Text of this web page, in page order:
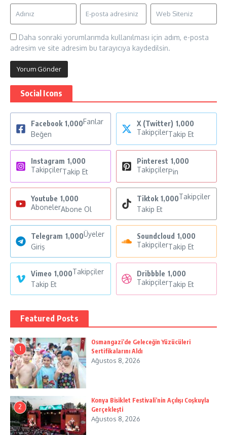
Daha sonraki yorumlarımda kullanılması için adım, e-posta
adresim ve site adresim bu tarayıcıya kaydedilsin.
Social Icons
Facebook 1,000Fanlar
Beğen
X (Twitter) 1,000
TakipçilerTakip Et
Instagram 1,000
TakipçilerTakip Et
Pinterest 1,000
TakipçilerPin
Youtube 1,000
AbonelerAbone Ol
Tiktok 1,000Takipçiler
Takip Et
Telegram 1,000Üyeler
Giriş
Soundcloud 1,000
TakipçilerTakip Et
Vimeo 1,000Takipçiler
Takip Et
Dribbble 1,000
TakipçilerTakip Et
Featured Posts
1
Osmangazi’de Geleceğin Yüzücüleri
Sertifikalarını Aldı
Ağustos 8, 2026
2
Konya Bisiklet Festivali’nin Açılışı Coşkuyla
Gerçekleşti
Ağustos 8, 2026